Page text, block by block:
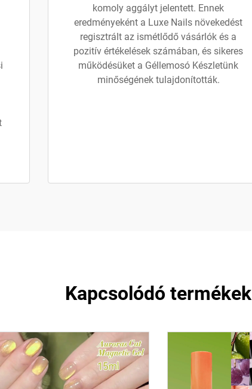
komoly aggályt jelentett. Ennek
eredményeként a Luxe Nails növekedést
regisztrált az ismétlődő vásárlók és a
pozitív értékelések számában, és sikeres
működésüket a Géllemosó Készletünk
minőségének tulajdonították.
Kapcsolódó termékek